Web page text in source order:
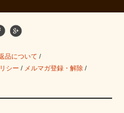
品について /
シー / メルマガ登録・解除 /